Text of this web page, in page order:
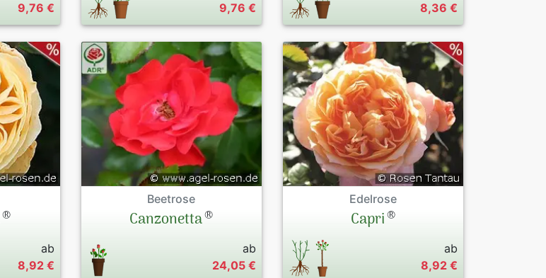
9,76 €
9,76 €
8,36 €
®
ab
8,92 €
Beetrose
Canzonetta®
ab
24,05 €
Edelrose
Capri®
ab
8,92 €